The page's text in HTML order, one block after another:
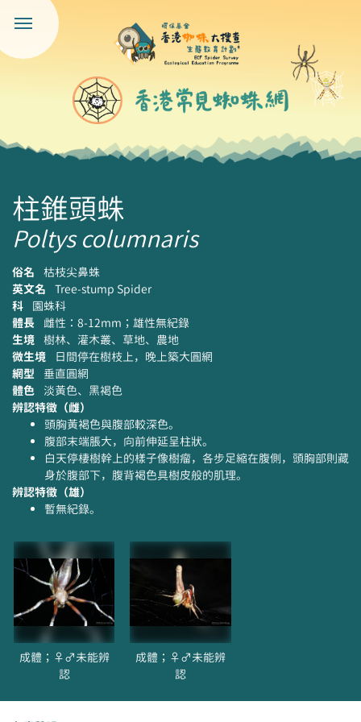
柱錐頭蛛
Poltys columnaris
俗名
枯枝尖鼻蛛
英文名
Tree-stump Spider
科
園蛛科
體長 雌性：8-12mm；雄性無紀錄
生境 樹林、灌木叢、草地、農地
微生境
日間停在樹枝上，晚上築大圓網
網型
垂直圓網
體色
淡黃色、黑褐色
辨認特徵（雌）
頭胸黃褐色與腹部較深色。
腹部末端脹大，向前伸延呈柱狀。
白天停棲樹幹上的樣子像樹瘤，各步足縮在腹側，頭胸部則藏
身於腹部下，腹背褐色具樹皮般的肌理。
辨認特徵（雄）
暫無紀錄。
成體；♀♂未能辨
認
成體；♀♂未能辨
認